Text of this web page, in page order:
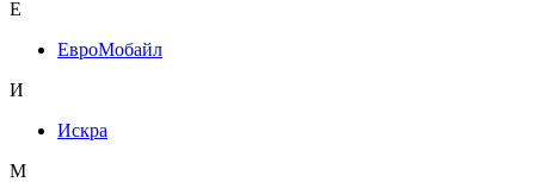
Е
ЕвроМобайл
И
Искра
М